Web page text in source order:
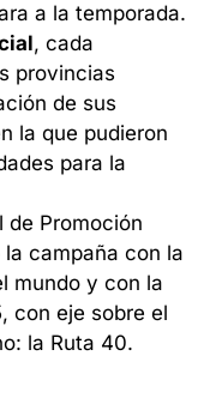
a la temporada.
, cada
provincias
de sus
la que pudieron
para la
de Promoción
la campaña con la
mundo y con la
con eje sobre el
la Ruta 40.